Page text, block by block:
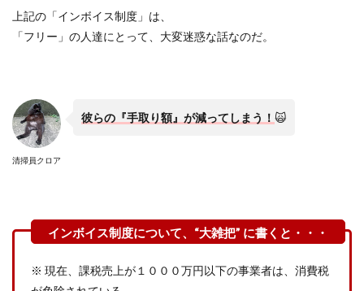
上記の「インボイス制度」は、
「フリー」の人達にとって、大変迷惑な話なのだ。
清掃員クロア
彼らの『手取り額』が減ってしまう！ 🙀
※ 現在、課税売上が１０００万円以下の事業者は、消費税